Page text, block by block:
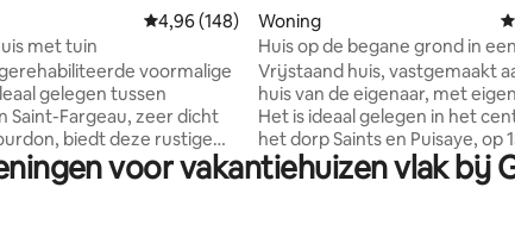
4,87 op 5, 111 recensiesGemiddelde beoordeling van 4,96 op 5, 148
4,96 (148)
met tuin
voormalige
gelegen tussen
Saint-Fargeau, zeer dicht
biedt deze rustige
je een ontspannen
hele gezin. De ruimte
Woning
Huis op de begane grond in
rustig dorp
Vrijstaand huis, vastgemaakt
huis van de eigenaar, met
Het is ideaal gelegen in het
het dorp Saints en Puisaye, op
minuten van kasteel
minuten van het kasteel ST
voor vakantiehuizen vlak bij